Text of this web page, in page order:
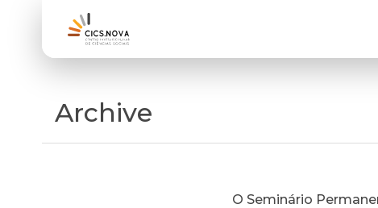
Archive
O Seminário